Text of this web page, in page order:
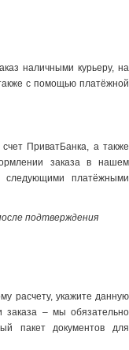
наличными курьеру, на
с помощью платёжной
ПриватБанка, а также
заказа в нашем
следующими платёжными
подтверждения
расчету, укажите данную
– мы обязательно
пакет документов для